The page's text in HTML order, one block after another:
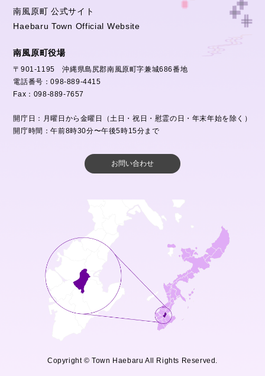
南風原町 公式サイト
Haebaru Town Official Website
南風原町役場
〒901-1195 沖縄県島尻郡南風原町字兼城686番地
電話番号：098-889-4415
Fax：098-889-7657
開庁日：月曜日から金曜日（土日・祝日・慰霊の日・年末年始を除く）
開庁時間：午前8時30分〜午後5時15分まで
お問い合わせ
Copyright © Town Haebaru All Rights Reserved.